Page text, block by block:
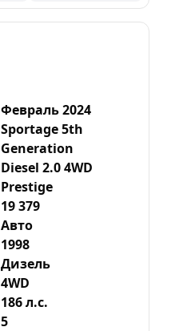
Февраль 2024
Sportage 5th
Generation
Diesel 2.0 4WD
Prestige
19 379
Авто
1998
Дизель
4WD
186 л.с.
5